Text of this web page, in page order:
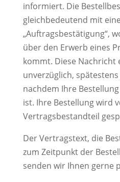
informiert. Die
gleichbedeutend mit
„Auftragsbestätigung“,
über den Erwerb eines
kommt. Diese Nachricht
unverzüglich,
nachdem Ihre
ist. Ihre Bestellung wird
Vertragsbestandteil
Der Vertragstext, die
zum Zeitpunkt der
senden wir Ihnen gerne